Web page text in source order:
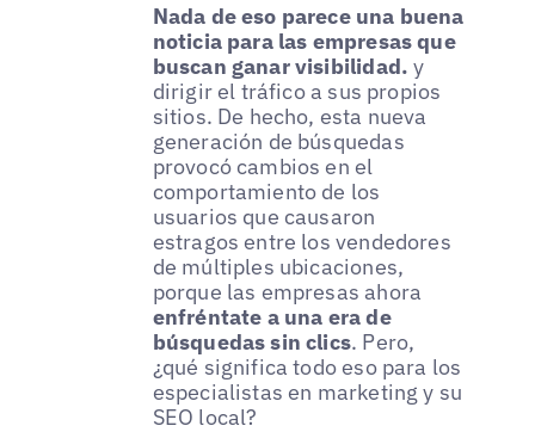
Nada de eso parece una buena
noticia para las empresas que
buscan ganar visibilidad. y
dirigir el tráfico a sus propios
sitios. De hecho, esta nueva
generación de búsquedas
provocó cambios en el
comportamiento de los
usuarios que causaron
estragos entre los vendedores
de múltiples ubicaciones,
porque las empresas ahora
enfréntate a una era de
búsquedas sin clics. Pero,
¿qué significa todo eso para los
especialistas en marketing y su
SEO local?